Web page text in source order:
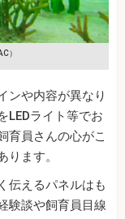
）
ンや内容が異なり
LEDライト等でお
育員さんの心がこ
ります。
伝えるパネルはも
験談や飼育員目線